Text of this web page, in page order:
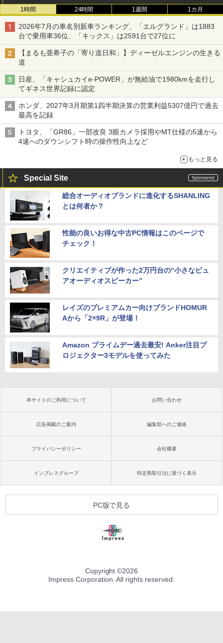
1時間 24時間 1週間 1カ月
2026年7月の車名別新車ランキング、「エルグランド」は1883
台で乗用車36位、「キックス」は2591台で27位に
【まるも亜希子の「寄り道日和」】ディーゼルエンジンの生きる
道
日産、「キャシュカイe-POWER」が無給油で1980kmを走行し
てギネス世界記録に認定
ホンダ、2027年3月期第1四半期決算の営業利益5307億円で過去
最高を記録
トヨタ、「GR86」一部改良 3眼カメラ採用やMT仕様の5速から
4速へのダウンシフト時の操作性向上など
もっと見る
Special Site
総合オーディオブランドに進化するSHANLING
とは何者か？
性能の良いお得な中古PC情報はこのページで
チェック！
クリエイティブが作った2万円台の“小さなピュ
アオーディオスピーカー”
レイズのプレミアムカー向けブランドHOMUR
Aから「2×9R」が登場！
Amazon プライムデー過去最安! Anker注目プ
ロジェクター3モデルを使ってみた
本サイトのご利用について お問い合わせ
広告掲載のご案内 編集部へのご連絡
プライバシーポリシー 会社概要
インプレスグループ 特定商取引法に基づく表示
PC版で見る
Copyright ©2026
Impress Corporation. All rights reserved.